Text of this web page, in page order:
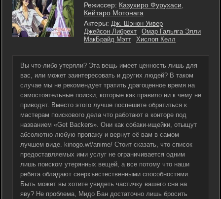
Режиссер: Казухиро Фурухаси
Кейтаро Мотонага
Актеры: Дж. Шэнон Уивер
Джейсон Либрехт
Омар Гальяга Элли
МакБрайд Мэтт
Хислоп Келл
Вы что-либо утеряли? Эта вещь имеет ценность лишь для
вас, или может заинтересовать и других людей? В таком
случае мы не рекомендует тратить драгоценное время на
самостоятельные поиски, которые как правило ни к чему не
приводят. Вместо этого лучше поспешите обратиться к
мастерам поискового дела что работают в конторе под
названием «Get Backers». Они как собаки-ищейки, отыщут
абсолютно любую пропажу и вернут её вам в самом
лучшем виде. kinogo.wf/anime/ Стоит сказать, что список
предоставляемых ими услуг не ограничивается одним
лишь поиском утерянных вещей, а все потому что наши
ребята обладают сверхъестественными способностями.
Быть может вы хотите увидеть частичку вашего сна на
яву? Не проблема, Мидо Бан достаточно лишь бросить